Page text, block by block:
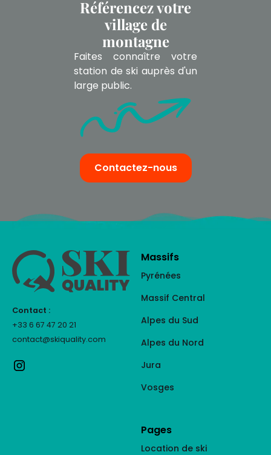
Référencez votre
village de
montagne
Faites connaître votre
station de ski auprès d'un
large public.
Contactez-nous
Contact :
+33 6 67 47 20 21
contact@skiquality.com
Massifs
Pyrénées
Massif Central
Alpes du Sud
Alpes du Nord
Jura
Vosges
Pages
Location de ski